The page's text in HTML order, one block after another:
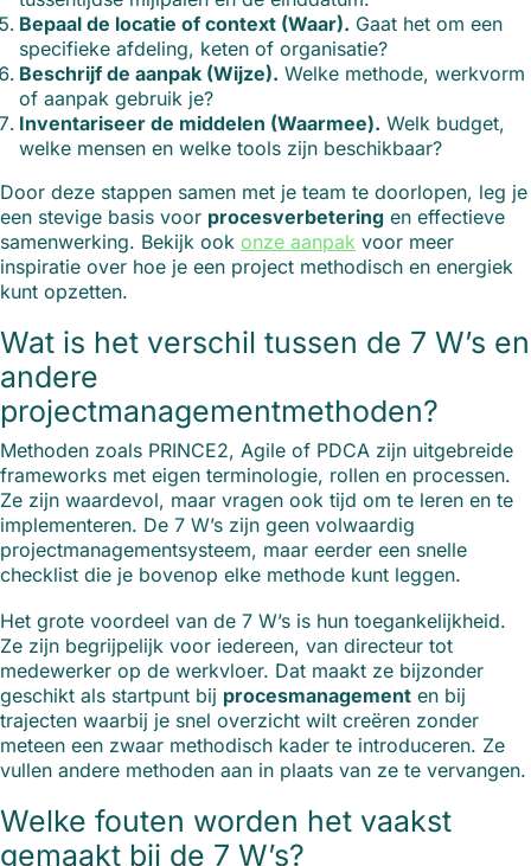
Bepaal de locatie of context (Waar). Gaat het om een
specifieke afdeling, keten of organisatie?
Beschrijf de aanpak (Wijze). Welke methode, werkvorm
of aanpak gebruik je?
Inventariseer de middelen (Waarmee). Welk budget,
welke mensen en welke tools zijn beschikbaar?
Door deze stappen samen met je team te doorlopen, leg je
een stevige basis voor procesverbetering en effectieve
samenwerking. Bekijk ook onze aanpak voor meer
inspiratie over hoe je een project methodisch en energiek
kunt opzetten.
Wat is het verschil tussen de 7 W’s en
andere
projectmanagementmethoden?
Methoden zoals PRINCE2, Agile of PDCA zijn uitgebreide
frameworks met eigen terminologie, rollen en processen.
Ze zijn waardevol, maar vragen ook tijd om te leren en te
implementeren. De 7 W’s zijn geen volwaardig
projectmanagementsysteem, maar eerder een snelle
checklist die je bovenop elke methode kunt leggen.
Het grote voordeel van de 7 W’s is hun toegankelijkheid.
Ze zijn begrijpelijk voor iedereen, van directeur tot
medewerker op de werkvloer. Dat maakt ze bijzonder
geschikt als startpunt bij procesmanagement en bij
trajecten waarbij je snel overzicht wilt creëren zonder
meteen een zwaar methodisch kader te introduceren. Ze
vullen andere methoden aan in plaats van ze te vervangen.
Welke fouten worden het vaakst
gemaakt bij de 7 W’s?